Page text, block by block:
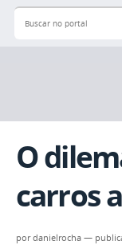
Buscar no portal
O
carros
pordanielrocha —